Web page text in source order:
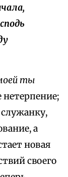
ты
нетерпение;
а
новая
своего